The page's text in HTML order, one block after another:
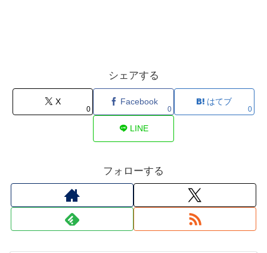
シェアする
X
0
Facebook
0
はてブ
0
LINE
フォローする